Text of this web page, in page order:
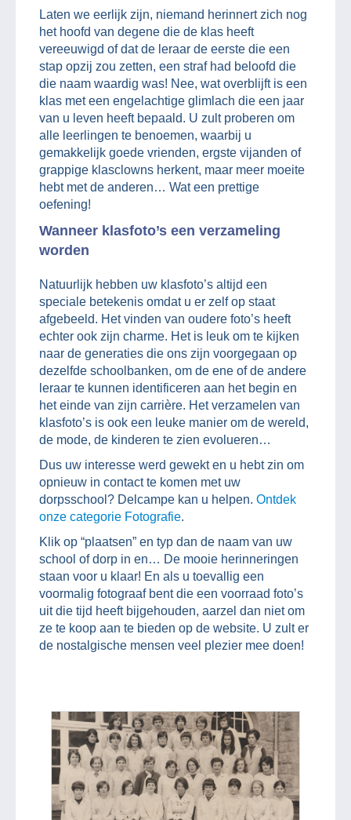
Laten we eerlijk zijn, niemand herinnert zich nog
het hoofd van degene die de klas heeft
vereeuwigd of dat de leraar de eerste die een
stap opzij zou zetten, een straf had beloofd die
die naam waardig was! Nee, wat overblijft is een
klas met een engelachtige glimlach die een jaar
van u leven heeft bepaald. U zult proberen om
alle leerlingen te benoemen, waarbij u
gemakkelijk goede vrienden, ergste vijanden of
grappige klasclowns herkent, maar meer moeite
hebt met de anderen… Wat een prettige
oefening!
Wanneer klasfoto’s een verzameling
worden
Natuurlijk hebben uw klasfoto’s altijd een
speciale betekenis omdat u er zelf op staat
afgebeeld. Het vinden van oudere foto’s heeft
echter ook zijn charme. Het is leuk om te kijken
naar de generaties die ons zijn voorgegaan op
dezelfde schoolbanken, om de ene of de andere
leraar te kunnen identificeren aan het begin en
het einde van zijn carrière. Het verzamelen van
klasfoto’s is ook een leuke manier om de wereld,
de mode, de kinderen te zien evolueren…
Dus uw interesse werd gewekt en u hebt zin om
opnieuw in contact te komen met uw
dorpsschool? Delcampe kan u helpen. Ontdek
onze categorie Fotografie.
Klik op “plaatsen” en typ dan de naam van uw
school of dorp in en… De mooie herinneringen
staan voor u klaar! En als u toevallig een
voormalig fotograaf bent die een voorraad foto’s
uit die tijd heeft bijgehouden, aarzel dan niet om
ze te koop aan te bieden op de website. U zult er
de nostalgische mensen veel plezier mee doen!